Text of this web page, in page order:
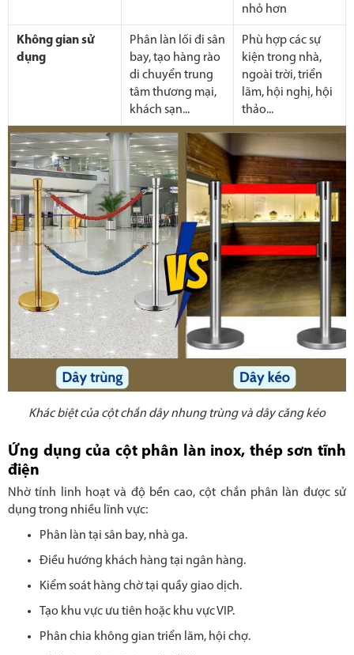
nhỏ hơn
Không gian sử
dụng
Phân làn lối đi sân
bay, tạo hàng rào
di chuyển trung
tâm thương mại,
khách sạn...
Phù hợp các sự
kiện trong nhà,
ngoài trời, triển
lãm, hội nghị, hội
thảo...
Khác biệt của cột chắn dây nhung trùng và dây căng kéo
Ứng dụng của cột phân làn inox, thép sơn tĩnh
điện
Nhờ tính linh hoạt và độ bền cao, cột chắn phân làn được sử
dụng trong nhiều lĩnh vực:
Phân làn tại sân bay, nhà ga.
Điều hướng khách hàng tại ngân hàng.
Kiểm soát hàng chờ tại quầy giao dịch.
Tạo khu vực ưu tiên hoặc khu vực VIP.
Phân chia không gian triển lãm, hội chợ.